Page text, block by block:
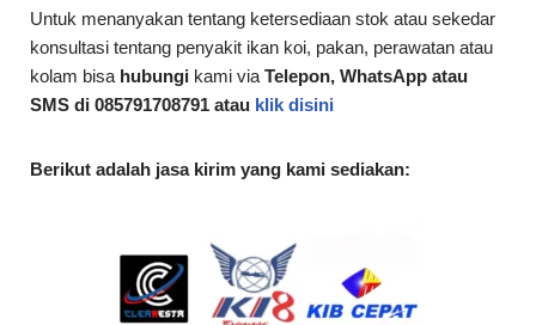
Untuk menanyakan tentang ketersediaan stok atau sekedar
konsultasi tentang penyakit ikan koi, pakan, perawatan atau
kolam bisa hubungi kami viaTelepon, WhatsApp atau
SMS di 085791708791 atau klik disini
Berikut adalah jasa kirim yang kami sediakan: